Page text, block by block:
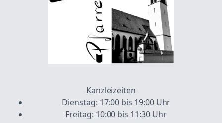
Kanzleizeiten
Dienstag: 17:00 bis 19:00 Uhr
Freitag: 10:00 bis 11:30 Uhr